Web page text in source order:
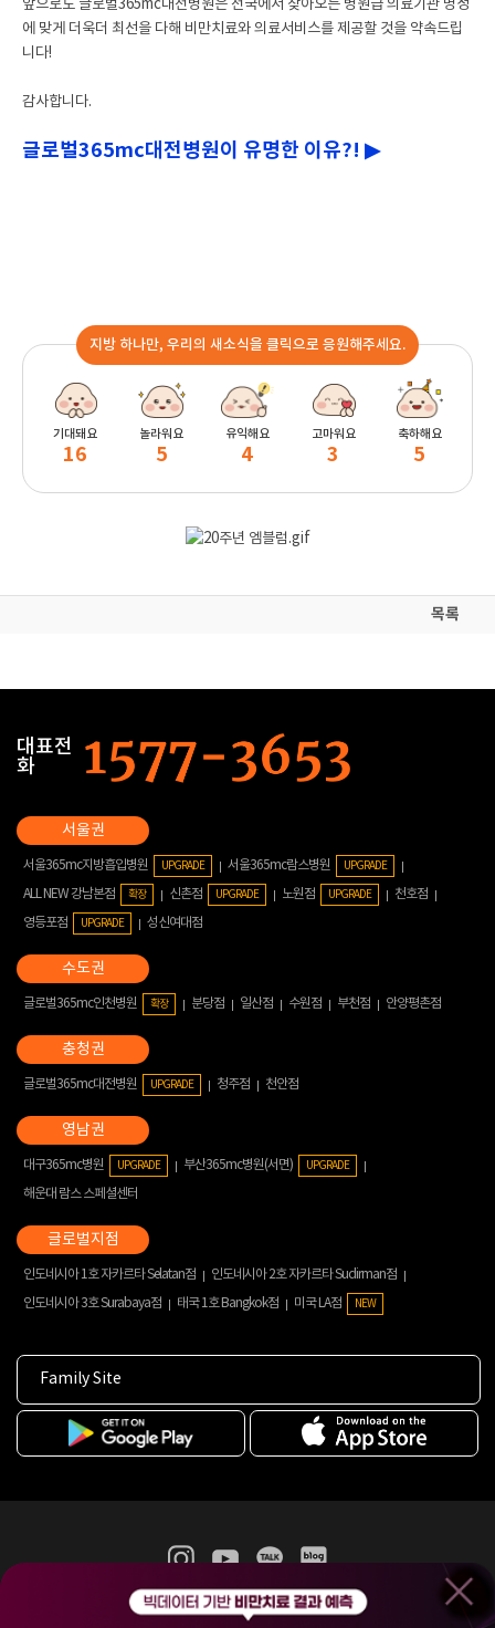
앞으로도 글로벌365mc대전병원은 전국에서 찾아오는 병원급 의료기관 명성
에 맞게 더욱더 최선을 다해 비만치료와 의료서비스를 제공할 것을 약속드립
니다!
감사합니다.
글로벌365mc대전병원이 유명한 이유?! ▶
지방 하나만, 우리의 새소식을 클릭으로 응원해주세요.
기대돼요
16
놀라워요
5
유익해요
4
고마워요
3
축하해요
5
목록
대표전
화
서울365mc지방흡입병원 UPGRADE 서울365mc람스병원 UPGRADE
ALL NEW 강남본점 확장 신촌점 UPGRADE 노원점 UPGRADE
천호점
영등포점
UPGRADE 성신여대점
글로벌365mc인천병원 확장 분당점 일산점 수원점 부천점 안양평촌점
글로벌365mc대전병원 UPGRADE 청주점 천안점
대구365mc병원 UPGRADE 부산365mc병원(서면) UPGRADE
해운대 람스 스페셜센터
인도네시아 1호 자카르타 Selatan점
인도네시아 2호 자카르타 Sudirman점
인도네시아 3호 Surabaya점
태국 1호 Bangkok점 미국 LA점 NEW
Family Site
365mc 병·의원 이용약관
홈페이지 이용약관